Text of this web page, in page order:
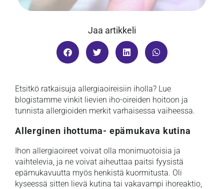
Jaa artikkeli
Etsitkö ratkaisuja allergiaoireisiin iholla? Lue
blogistamme vinkit lievien iho-oireiden hoitoon ja
tunnista allergioiden merkit varhaisessa vaiheessa.
Allerginen ihottuma- epämukava kutina
Ihon allergiaoireet voivat olla monimuotoisia ja
vaihtelevia, ja ne voivat aiheuttaa paitsi fyysistä
epämukavuutta myös henkistä kuormitusta. Oli
kyseessä sitten lievä kutina tai vakavampi ihoreaktio,